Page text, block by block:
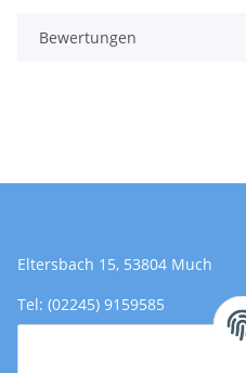
Bewertungen
Eltersbach 15, 53804 Much
Tel: (02245) 9159585
Email: Kontakt@toromedical.de